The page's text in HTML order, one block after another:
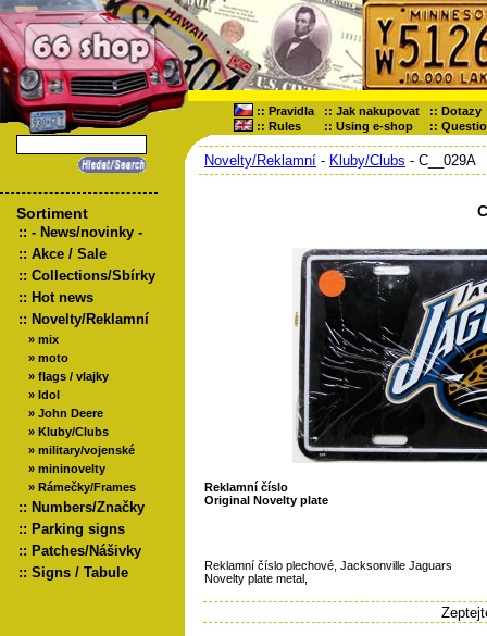
:: Pravidla :: Jak nakupovat :: Dotazy
:: Rules :: Using e-shop ::
Sortiment
:: - News/novinky -
:: Akce / Sale
:: Collections/Sbírky
:: Hot news
:: Novelty/Reklamní
» mix
» moto
» flags / vlajky
» Idol
» John Deere
» Kluby/Clubs
» military/vojenské
» mininovelty
» Rámečky/Frames
:: Numbers/Značky
:: Parking signs
:: Patches/Nášivky
:: Signs / Tabule
Novelty/Reklamní - Kluby/Clubs - C__029A
Reklamní číslo
Original Novelty plate
Reklamní číslo plechové, Jacksonville Jaguars
Novelty plate metal,